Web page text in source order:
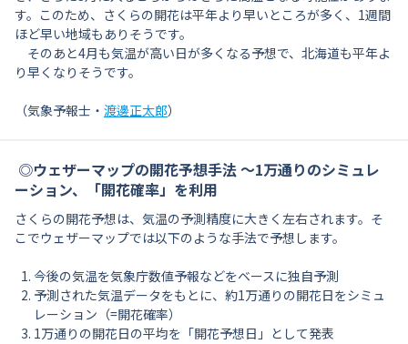
す。このため、さくらの開花は平年より早いところが多く、1週間
ほど早い地域もありそうです。
そのあと4月も気温が高い日が多くなる予想で、北海道も平年よ
り早くなりそうです。
（気象予報士・ 渡邊正太郎）
◎ウェザーマップの開花予想手法 〜1万通りのシミュレ
ーション、「開花確率」を利用
さくらの開花予想は、気温の予測精度に大きく左右されます。そ
こでウェザーマップでは以下のような手法で予想します。
今後の気温を気象庁数値予報などをベースに独自予測
予測された気温データをもとに、約1万通りの開花日をシミュ
レーション（=開花確率）
1万通りの開花日の平均を「開花予想日」として発表